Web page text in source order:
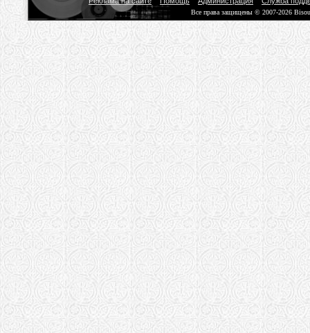
Все права защищены © 2007-2026